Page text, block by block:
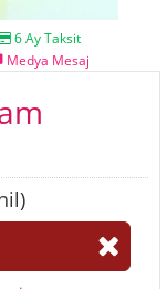
6 Ay Taksit
Medya Mesaj